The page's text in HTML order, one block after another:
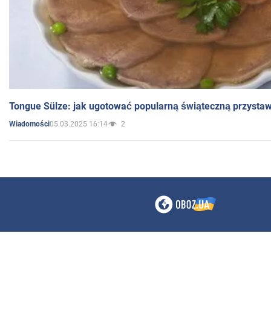
Tongue Sülze: jak ugotować popularną świąteczną
Wiadomości05.03.2025 16:14 2